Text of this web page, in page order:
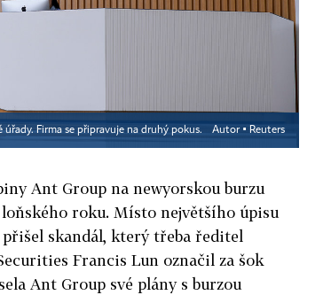
Firma se připravuje na druhý pokus. Autor ▪ Reuters
Ant Group na newyorskou burzu
roku. Místo největšího úpisu
skandál, který třeba ředitel
Francis Lun označil za šok
Ant Group své plány s burzou